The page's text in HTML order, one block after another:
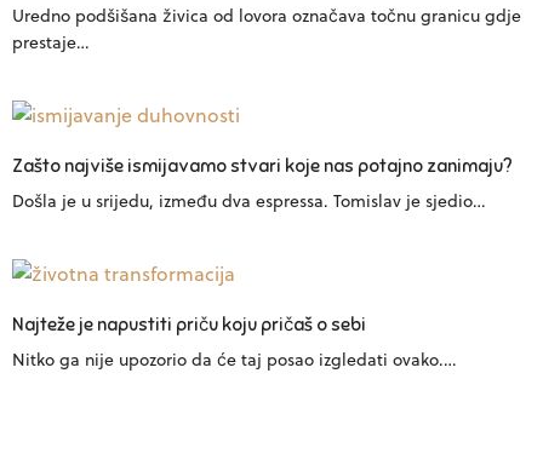
Uredno podšišana živica od lovora označava točnu granicu gdje
prestaje…
Zašto najviše ismijavamo stvari koje nas potajno zanimaju?
Došla je u srijedu, između dva espressa. Tomislav je sjedio…
Najteže je napustiti priču koju pričaš o sebi
Nitko ga nije upozorio da će taj posao izgledati ovako.…